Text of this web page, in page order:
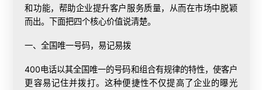
和功能，帮助企业提升客户服务质量，从而在市场中脱颖
而出。下面把四个核心价值说清楚。
一、全国唯一号码，易记易拨
400电话以其全国唯一的号码和组合有规律的特性，使客户
更容易记住并拨打。这种便捷性不仅提高了企业的曝光